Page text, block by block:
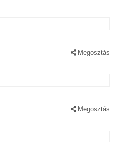
Megosztás
Megosztás